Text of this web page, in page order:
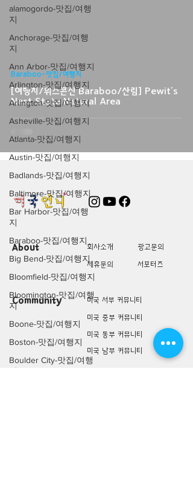
alamogordo-맛집/여행
지
Anchorage-맛집/여행
지
Ann Arbor-맛집/여행지
Arlington-맛집/여행지
Arlington-맛집/여행지
Asheville-맛집/여행지
Atlanta-맛집/여행지
Austin-맛집/여행지
Badlands-맛집/여행지
Baltimore-맛집/여행지
Bar Harbor-맛집/여행
지
Baraboo-맛집/여행지
Big Bend-맛집/여행지
Bloomfield-맛집/여행지
Bloomington-맛집/여행
지
Boone-맛집/여행지
Boston-맛집/여행지
Boulder City-맛집/여행
지
[여행지/위스콘신 Baraboo/산림] Pewit's
Nest State Natural Area
Baraboo-맛집/여행지
About 회사소개
광고문의
제휴문의
서포터즈
Community
미국 서부 커뮤니티
미국 중부 커뮤니티
미국 동부 커뮤니티
미국 남부 커뮤니티